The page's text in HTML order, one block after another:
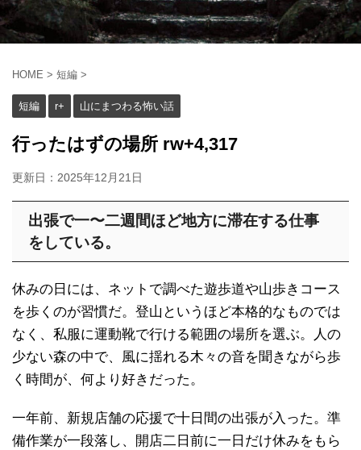
HOME > 短編 >
短編 r+ 山にまつわる怖い話
行ったはずの場所 rw+4,317
更新日： 2025年12月21日
出張で一〜二週間ほど地方に滞在する仕事
をしている。
休みの日には、ネットで調べた遊歩道や山歩きコース
を歩くのが習慣だ。登山というほど本格的なものでは
なく、私服に運動靴で行ける範囲の場所を選ぶ。人の
少ない森の中で、風に揺れる木々の音を聞きながら歩
く時間が、何より好きだった。
一年前、新規店舗の応援で十日間の出張が入った。準
備作業が一段落し、開店二日前に一日だけ休みをもら